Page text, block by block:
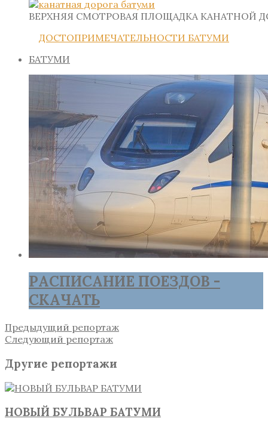
ВЕРХНЯЯ СМОТРОВАЯ ПЛОЩАДКА КАНАТНОЙ
ДОСТОПРИМЕЧАТЕЛЬНОСТИ БАТУМИ
БАТУМИ
РАСПИСАНИЕ ПОЕЗДОВ -
СКАЧАТЬ
Предыдущий репортаж
Следующий репортаж
Другие репортажи
НОВЫЙ БУЛЬВАР БАТУМИ